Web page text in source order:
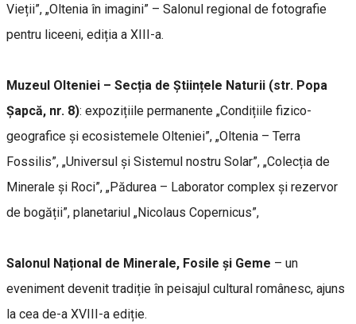
Vieții”, „Oltenia în imagini” – Salonul regional de fotografie
pentru liceeni, ediția a XIII-a.
Muzeul Olteniei – Secția de Științele Naturii (str. Popa
Șapcă, nr. 8): expozițiile permanente „Condițiile fizico-
geografice și ecosistemele Olteniei”, „Oltenia – Terra
Fossilis”, „Universul și Sistemul nostru Solar”, „Colecția de
Minerale și Roci”, „Pădurea – Laborator complex și rezervor
de bogății”, planetariul „Nicolaus Copernicus”,
Salonul Național de Minerale, Fosile și Geme – un
eveniment devenit tradiție în peisajul cultural românesc, ajuns
la cea de-a XVIII-a ediție.